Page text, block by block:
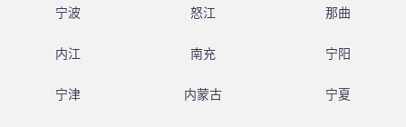
宁波 怒江 那曲
内江 南充 宁阳
宁津 内蒙古 宁夏